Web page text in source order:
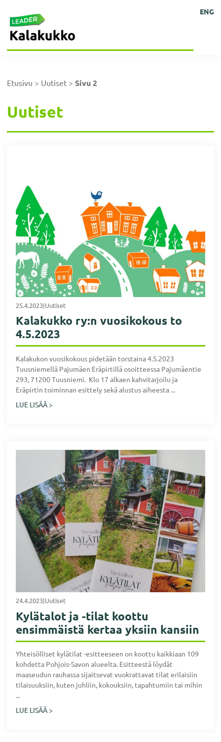
ENG
pääsisältöön
alatunnisteeseen
päävalikkoon
Kalakukko
ry
kokoisille
ideoille!
Etusivu > Uutiset > Sivu 2
Uutiset
25.4.2023|Uutiset
Kalakukko ry:n vuosikokous to
4.5.2023
Kalakukon vuosikokous pidetään torstaina 4.5.2023
Tuusniemellä Pajumäen Eräpirtillä osoitteessa Pajumäentie
293, 71200 Tuusniemi. Klo 17 alkaen kahvitarjoilu ja
Eräpirtin toiminnan esittely sekä alustus aiheesta ...
LUE LISÄÄ >
24.4.2023|Uutiset
Kylätalot ja -tilat koottu
ensimmäistä kertaa yksiin kansiin
Yhteisölliset kylätilat -esitteeseen on koottu kaikkiaan 109
kohdetta Pohjois-Savon alueelta. Esitteestä löydät
maaseudun rauhassa sijaitsevat vuokrattavat tilat erilaisiin
tilaisuuksiin, kuten juhliin, kokouksiin, tapahtumiin tai mihin
...
LUE LISÄÄ >